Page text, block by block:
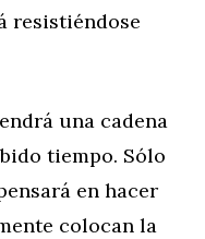
resistiéndose
una cadena
tiempo. Sólo
en hacer
colocan la